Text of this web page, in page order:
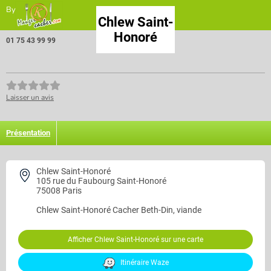
By
Chlew Saint-
Honoré
01 75 43 99 99
Laisser un avis
Présentation
Chlew Saint-Honoré
105 rue du Faubourg Saint-Honoré
75008 Paris
Chlew Saint-HonoréCacher Beth-Din, viande
Afficher Chlew Saint-Honoré sur une carte
Itinéraire Waze